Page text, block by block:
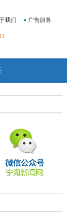
我们 广告服务